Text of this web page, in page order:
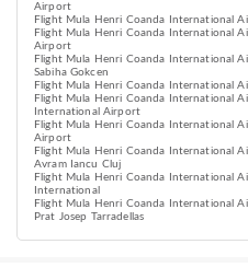
Airport
Flight Mula Henri Coanda International
Flight Mula Henri Coanda International
Airport
Flight Mula Henri Coanda International
Sabiha Gokcen
Flight Mula Henri Coanda International
Flight Mula Henri Coanda International
International Airport
Flight Mula Henri Coanda International
Airport
Flight Mula Henri Coanda International
Avram Iancu Cluj
Flight Mula Henri Coanda International
International
Flight Mula Henri Coanda International
Prat Josep Tarradellas